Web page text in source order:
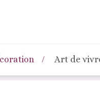
Art de